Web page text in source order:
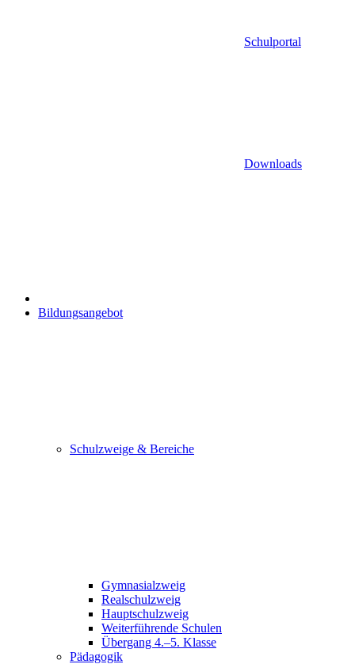
Schulportal
Downloads
Bildungsangebot
Schulzweige & Bereiche
Gymnasialzweig
Realschulzweig
Hauptschulzweig
Weiterführende Schulen
Übergang 4.–5. Klasse
Pädagogik